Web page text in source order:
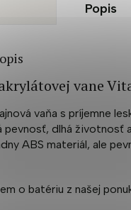
Popis
vane
vaňa s príjemne
pevnosť, dlhá životnosť
ABS materiál, ale
o batériu z našej